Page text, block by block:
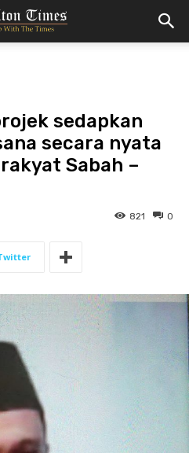
sedapkan
secara nyata
Sabah –
0
821